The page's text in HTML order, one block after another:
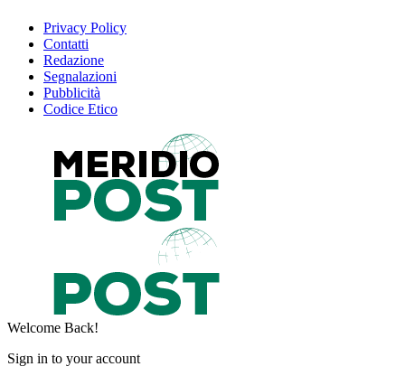
Privacy Policy
Contatti
Redazione
Segnalazioni
Pubblicità
Codice Etico
Welcome Back!
Sign in to your account